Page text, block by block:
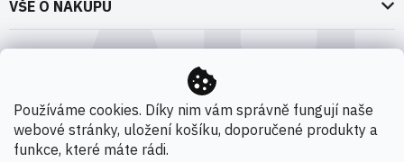
Používáme cookies. Díky nim vám správně fungují naše
webové stránky, uložení košíku, doporučené produkty a
funkce, které máte rádi.
Naše dokumenty
Kontakty
Novinky
VŠE O NÁKUPU
Doprava a platba
VOP pro spotřebitele - fyzické osoby
VOP pro nakupující podnikatele
VOP Letectví / GT&C Aerospace
Možnosti platby